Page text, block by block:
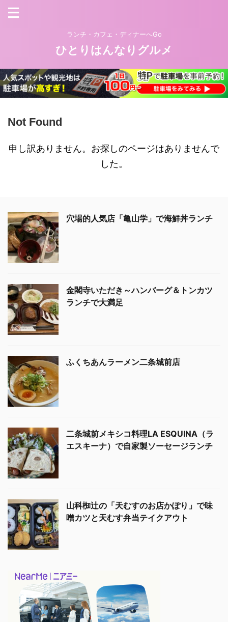
ランチ・カフェ・ディナーへGo
ひとりはんなりグルメ
Not Found
申し訳ありません。お探しのページはありませんで
した。
穴場的人気店「亀山学」で海鮮丼ランチ
金閣寺いただき～ハンバーグ＆トンカツ
ランチで大満足
ふくちあんラーメン二条城前店
二条城前メキシコ料理LA ESQUINA（ラ
エスキーナ）で自家製ソーセージランチ
山科椥辻の「天むすのお店かぽり」で味
噌カツと天むす弁当テイクアウト